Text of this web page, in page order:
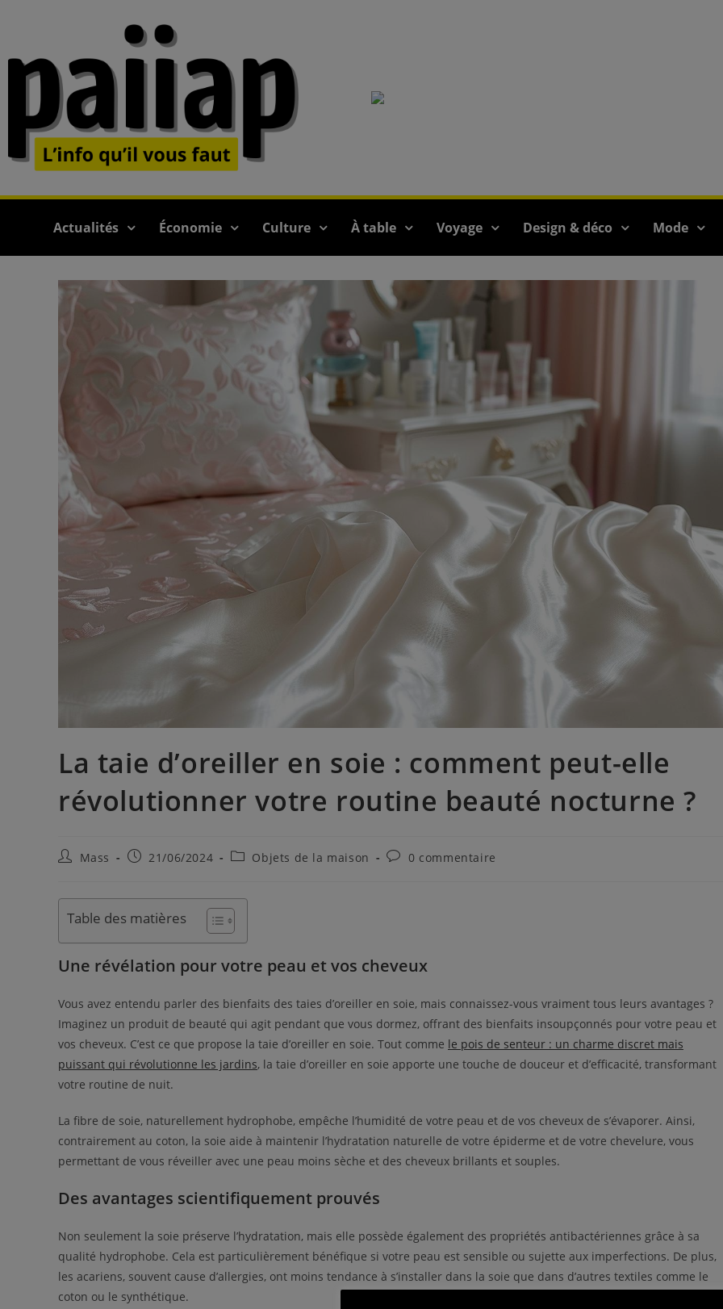
Actualités Économie Culture À table Voyage Design & déco Mode
La taie d’oreiller en soie : comment peut-elle
révolutionner votre routine beauté nocturne ?
Mass 21/06/2024 Objets de la maison 0 commentaire
Table des matières
Une révélation pour votre peau et vos cheveux
Vous avez entendu parler des bienfaits des taies d’oreiller en soie, mais connaissez-vous vraiment tous leurs avantages ?
Imaginez un produit de beauté qui agit pendant que vous dormez, offrant des bienfaits insoupçonnés pour votre peau et
vos cheveux. C’est ce que propose la taie d’oreiller en soie. Tout comme le pois de senteur : un charme discret mais
puissant qui révolutionne les jardins, la taie d’oreiller en soie apporte une touche de douceur et d’efficacité, transformant
votre routine de nuit.
La fibre de soie, naturellement hydrophobe, empêche l’humidité de votre peau et de vos cheveux de s’évaporer. Ainsi,
contrairement au coton, la soie aide à maintenir l’hydratation naturelle de votre épiderme et de votre chevelure, vous
permettant de vous réveiller avec une peau moins sèche et des cheveux brillants et souples.
Des avantages scientifiquement prouvés
Non seulement la soie préserve l’hydratation, mais elle possède également des propriétés antibactériennes grâce à sa
qualité hydrophobe. Cela est particulièrement bénéfique si votre peau est sensible ou sujette aux imperfections. De plus,
les acariens, souvent cause d’allergies, ont moins tendance à s’installer dans la soie que dans d’autres textiles comme le
coton ou le synthétique.